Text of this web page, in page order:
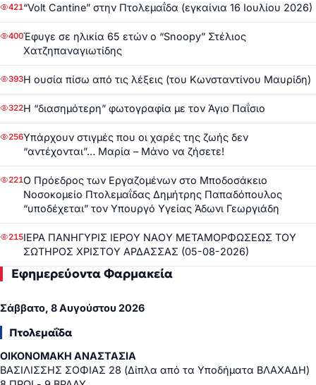
421“Volt Cantine” στην Πτολεμαΐδα (εγκαίνια 16 Ιουλίου 2026)
400Έφυγε σε ηλικία 65 ετών ο “Snoopy” Στέλιος
Χατζηπαναγιωτίδης
393Η ουσία πίσω από τις λέξεις (του Κωνσταντίνου Μαυρίδη)
322Η “διασημότερη” φωτογραφία με τον Άγιο Παΐσιο
256Υπάρχουν στιγμές που οι χαρές της ζωής δεν
“αντέχονται”… Μαρία – Μάνο να ζήσετε!
221Ο Πρόεδρος των Εργαζομένων στο Μποδοσάκειο
Νοσοκομείο Πτολεμαΐδας Δημήτρης Παπαδόπουλος
“υποδέχεται” τον Υπουργό Υγείας Άδωνι Γεωργιάδη
215ΙΕΡΑ ΠΑΝΗΓΥΡΙΣ ΙΕΡΟΥ ΝΑΟΥ ΜΕΤΑΜΟΡΦΩΣΕΩΣ ΤΟΥ
ΣΩΤΗΡΟΣ ΧΡΙΣΤΟΥ ΑΡΔΑΣΣΑΣ (05-08-2026)
Εφημερεύοντα Φαρμακεία
Σάββατο, 8 Αυγούστου 2026
Πτολεμαΐδα
ΟΙΚΟΝΟΜΑΚΗ ΑΝΑΣΤΑΣΙΑ
ΒΑΣΙΛΙΣΣΗΣ ΣΟΦΙΑΣ 28 (Δίπλα από τα Υποδήματα ΒΛΑΧΑΔΗ)